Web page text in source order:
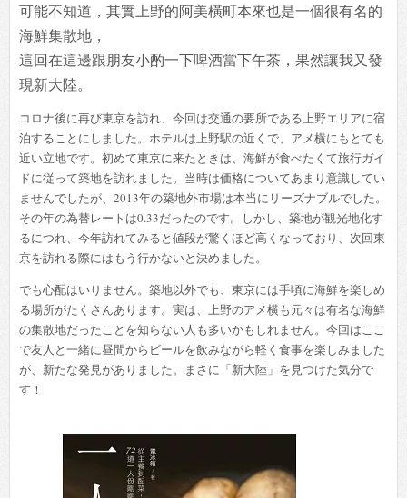
可能不知道，其實上野的阿美橫町本來也是一個很有名的
海鮮集散地，
這回在這邊跟朋友小酌一下啤酒當下午茶，果然讓我又發
現新大陸。
コロナ後に再び東京を訪れ、今回は交通の要所である上野エリアに宿
泊することにしました。ホテルは上野駅の近くで、アメ横にもとても
近い立地です。初めて東京に来たときは、海鮮が食べたくて旅行ガイ
ドに従って築地を訪れました。当時は価格についてあまり意識してい
ませんでしたが、2013年の築地外市場は本当にリーズナブルでした。
その年の為替レートは0.33だったのです。しかし、築地が観光地化す
るにつれ、今年訪れてみると値段が驚くほど高くなっており、次回東
京を訪れる際にはもう行かないと決めました。
でも心配はいりません。築地以外でも、東京には手頃に海鮮を楽しめ
る場所がたくさんあります。実は、上野のアメ横も元々は有名な海鮮
の集散地だったことを知らない人も多いかもしれません。今回はここ
で友人と一緒に昼間からビールを飲みながら軽く食事を楽しみました
が、新たな発見がありました。まさに「新大陸」を見つけた気分で
す！